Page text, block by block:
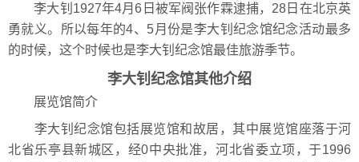
李大钊1927年4月6日被军阀张作霖逮捕，28日在北京英
勇就义。所以每年的4、5月份是李大钊纪念馆纪念活动最多
的时候，这个时候也是李大钊纪念馆最佳旅游季节。
李大钊纪念馆其他介绍
展览馆简介
李大钊纪念馆包括展览馆和故居，其中展览馆座落于河
北省乐亭县新城区，经0中央批准，河北省委立项，于1996